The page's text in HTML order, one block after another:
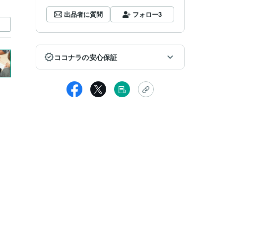
出品者に質問 フォロー3
ココナラの安心保証